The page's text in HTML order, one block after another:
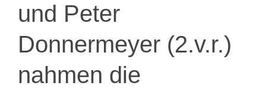
und Peter
Donnermeyer (2.v.r.)
nahmen die